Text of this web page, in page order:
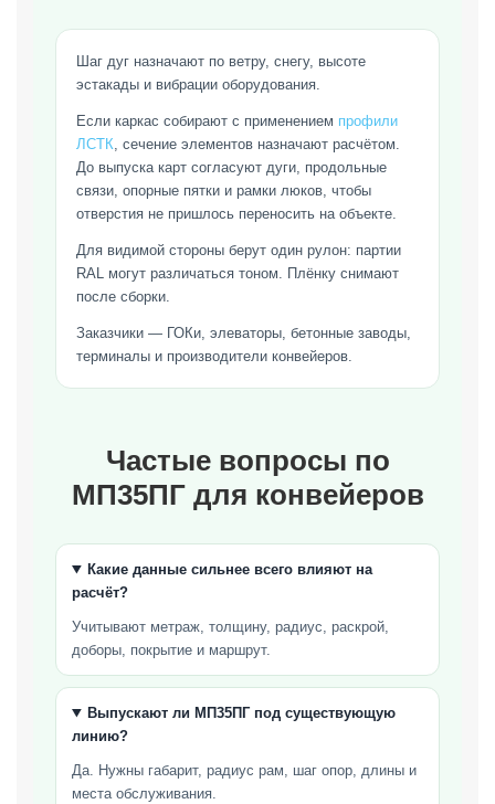
Шаг дуг назначают по ветру, снегу, высоте
эстакады и вибрации оборудования.
Если каркас собирают с применением профили
ЛСТК, сечение элементов назначают расчётом.
До выпуска карт согласуют дуги, продольные
связи, опорные пятки и рамки люков, чтобы
отверстия не пришлось переносить на объекте.
Для видимой стороны берут один рулон: партии
RAL могут различаться тоном. Плёнку снимают
после сборки.
Заказчики — ГОКи, элеваторы, бетонные заводы,
терминалы и производители конвейеров.
Частые вопросы по
МП35ПГ для конвейеров
Какие данные сильнее всего влияют на
расчёт?
Учитывают метраж, толщину, радиус, раскрой,
доборы, покрытие и маршрут.
Выпускают ли МП35ПГ под существующую
линию?
Да. Нужны габарит, радиус рам, шаг опор, длины и
места обслуживания.